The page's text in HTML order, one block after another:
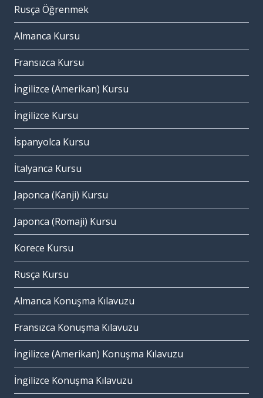
Rusça Öğrenmek
Almanca Kursu
Fransızca Kursu
İngilizce (Amerikan) Kursu
İngilizce Kursu
İspanyolca Kursu
İtalyanca Kursu
Japonca (Kanji) Kursu
Japonca (Romaji) Kursu
Korece Kursu
Rusça Kursu
Almanca Konuşma Kılavuzu
Fransızca Konuşma Kılavuzu
İngilizce (Amerikan) Konuşma Kılavuzu
İngilizce Konuşma Kılavuzu